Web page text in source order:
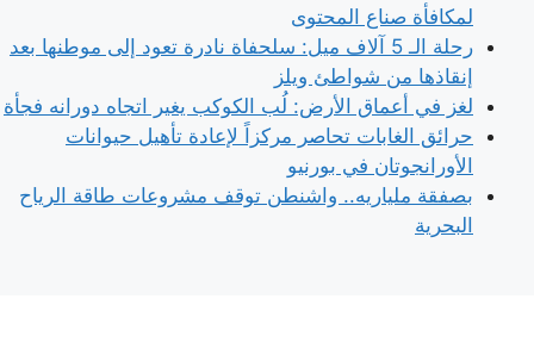
لمكافأة صناع المحتوى
رحلة الـ 5 آلاف ميل: سلحفاة نادرة تعود إلى موطنها بعد
إنقاذها من شواطئ ويلز
لغز في أعماق الأرض: لُب الكوكب يغير اتجاه دورانه فجأة
حرائق الغابات تحاصر مركزاً لإعادة تأهيل حيوانات
الأورانجوتان في بورنيو
بصفقة ملياريه.. واشنطن توقف مشروعات طاقة الرياح
البحرية